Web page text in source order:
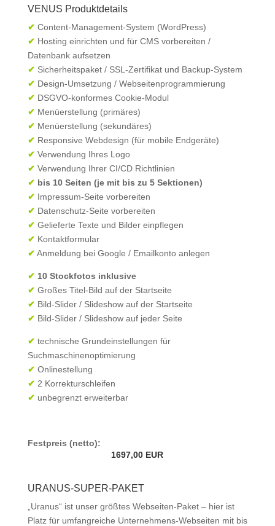
VENUS Produktdetails
✔ Content-Management-System (WordPress)
✔ Hosting einrichten und für CMS vorbereiten /
Datenbank aufsetzen
✔ Sicherheitspaket / SSL-Zertifikat und Backup-System
✔ Design-Umsetzung / Webseitenprogrammierung
✔ DSGVO-konformes Cookie-Modul
✔ Menüerstellung (primäres)
✔ Menüerstellung (sekundäres)
✔ Responsive Webdesign (für mobile Endgeräte)
✔ Verwendung Ihres Logo
✔ Verwendung Ihrer CI/CD Richtlinien
✔ bis 10 Seiten (je mit bis zu 5 Sektionen)
✔ Impressum-Seite vorbereiten
✔ Datenschutz-Seite vorbereiten
✔ Gelieferte Texte und Bilder einpflegen
✔ Kontaktformular
✔ Anmeldung bei Google / Emailkonto anlegen
✔ 10 Stockfotos inklusive
✔ Großes Titel-Bild auf der Startseite
✔ Bild-Slider / Slideshow auf der Startseite
✔ Bild-Slider / Slideshow auf jeder Seite
✔ technische Grundeinstellungen für
Suchmaschinenoptimierung
✔ Onlinestellung
✔ 2 Korrekturschleifen
✔ unbegrenzt erweiterbar
Festpreis (netto):
1697,00 EUR
URANUS-SUPER-PAKET
„Uranus“ ist unser größtes Webseiten-Paket – hier ist
Platz für umfangreiche Unternehmens-Webseiten mit bis